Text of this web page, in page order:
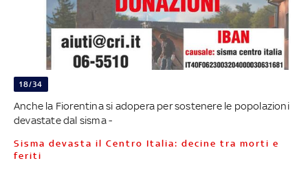
18/34
Anche la Fiorentina si adopera per sostenere le popolazioni
devastate dal sisma -
Sisma devasta il Centro Italia: decine tra morti e
feriti